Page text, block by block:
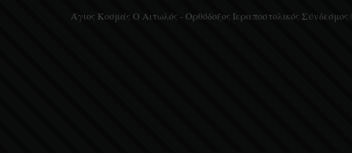
Άγιος Κοσμάς Ο Αιτωλός - Ορθόδοξος Ιεραποστολικός